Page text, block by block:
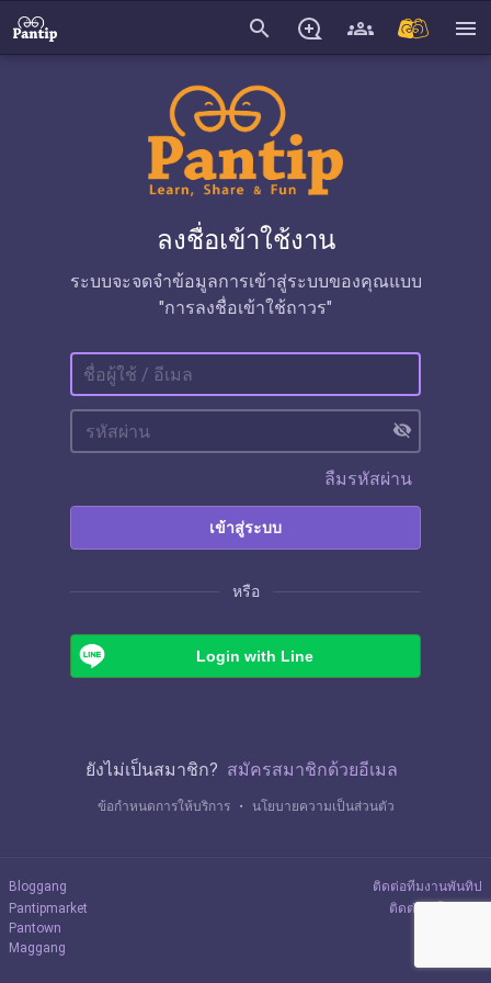
search menu
ลงชื่อเข้าใช้งาน
ระบบจะจดจำข้อมูลการเข้าสู่ระบบของคุณแบบ
"การลงชื่อเข้าใช้ถาวร"
visibility_off
ลืมรหัสผ่าน
เข้าสู่ระบบ
หรือ
Login with Line
ยังไม่เป็นสมาชิก? สมัครสมาชิกด้วยอีเมล
ข้อกำหนดการให้บริการ ・ นโยบายความเป็นส่วนตัว
Bloggang
Pantipmarket
Pantown
Maggang
ติดต่อทีมงานพันทิป
ติดต่อลงโฆษณา